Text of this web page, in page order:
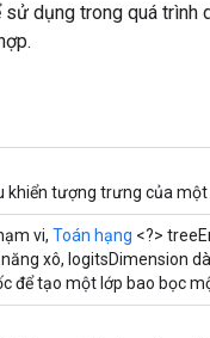
dụng trong quá trình
khiển tượng trưng của
vi, Toán hạng <?>
xô, logitsDimension
để tạo một lớp bao bọc